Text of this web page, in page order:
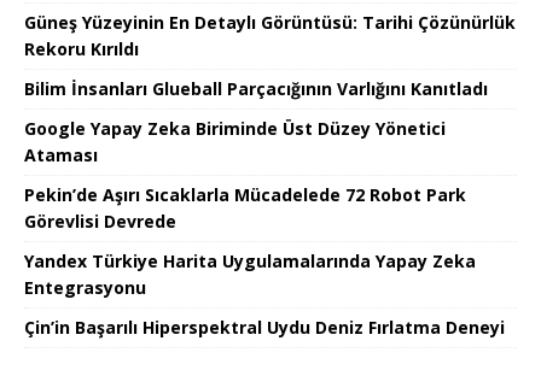
Güneş Yüzeyinin En Detaylı Görüntüsü: Tarihi Çözünürlük
Rekoru Kırıldı
Bilim İnsanları Glueball Parçacığının Varlığını Kanıtladı
Google Yapay Zeka Biriminde Üst Düzey Yönetici
Ataması
Pekin’de Aşırı Sıcaklarla Mücadelede 72 Robot Park
Görevlisi Devrede
Yandex Türkiye Harita Uygulamalarında Yapay Zeka
Entegrasyonu
Çin’in Başarılı Hiperspektral Uydu Deniz Fırlatma Deneyi